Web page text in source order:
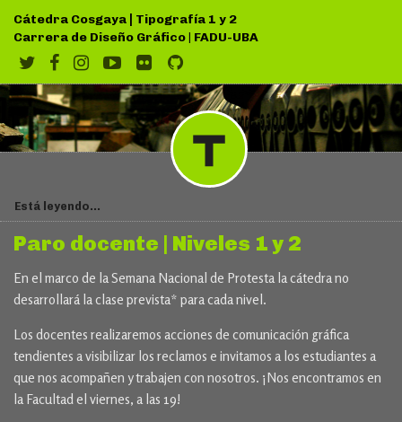
Cátedra Cosgaya | Tipografía 1 y 2
Carrera de Diseño Gráfico| FADU-UBA
Está leyendo...
Paro docente | Niveles 1 y 2
En el marco de la Semana Nacional de Protesta la cátedra no
desarrollará la clase prevista* para cada nivel.
Los docentes realizaremos acciones de comunicación gráfica
tendientes a visibilizar los reclamos e invitamos a los estudiantes a
que nos acompañen y trabajen con nosotros. ¡Nos encontramos en
la Facultad el viernes, a las 19!